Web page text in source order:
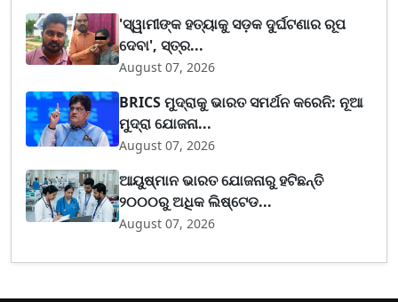
'ସ୍ୱାମୀଙ୍କ ହତ୍ୟାକୁ ସଡ଼କ ଦୁର୍ଘଟଣାର ରୂପ
ଦେବା', ସ୍ତ୍ର...
August 07, 2026
BRICS ମୁଦ୍ରାକୁ ଭାରତ ସମର୍ଥନ କରେନି: ନୂଆ
ମୁଦ୍ରା ଯୋଜନା...
August 07, 2026
ଆୟୁଷ୍ମାନ ଭାରତ ଯୋଜନାରୁ ହଟିଛନ୍ତି
୨୦୦୦ରୁ ଅଧିକ ଲିଷ୍ଟେଡ...
August 07, 2026